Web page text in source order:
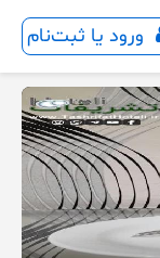
ورود یا ثبت‌نام